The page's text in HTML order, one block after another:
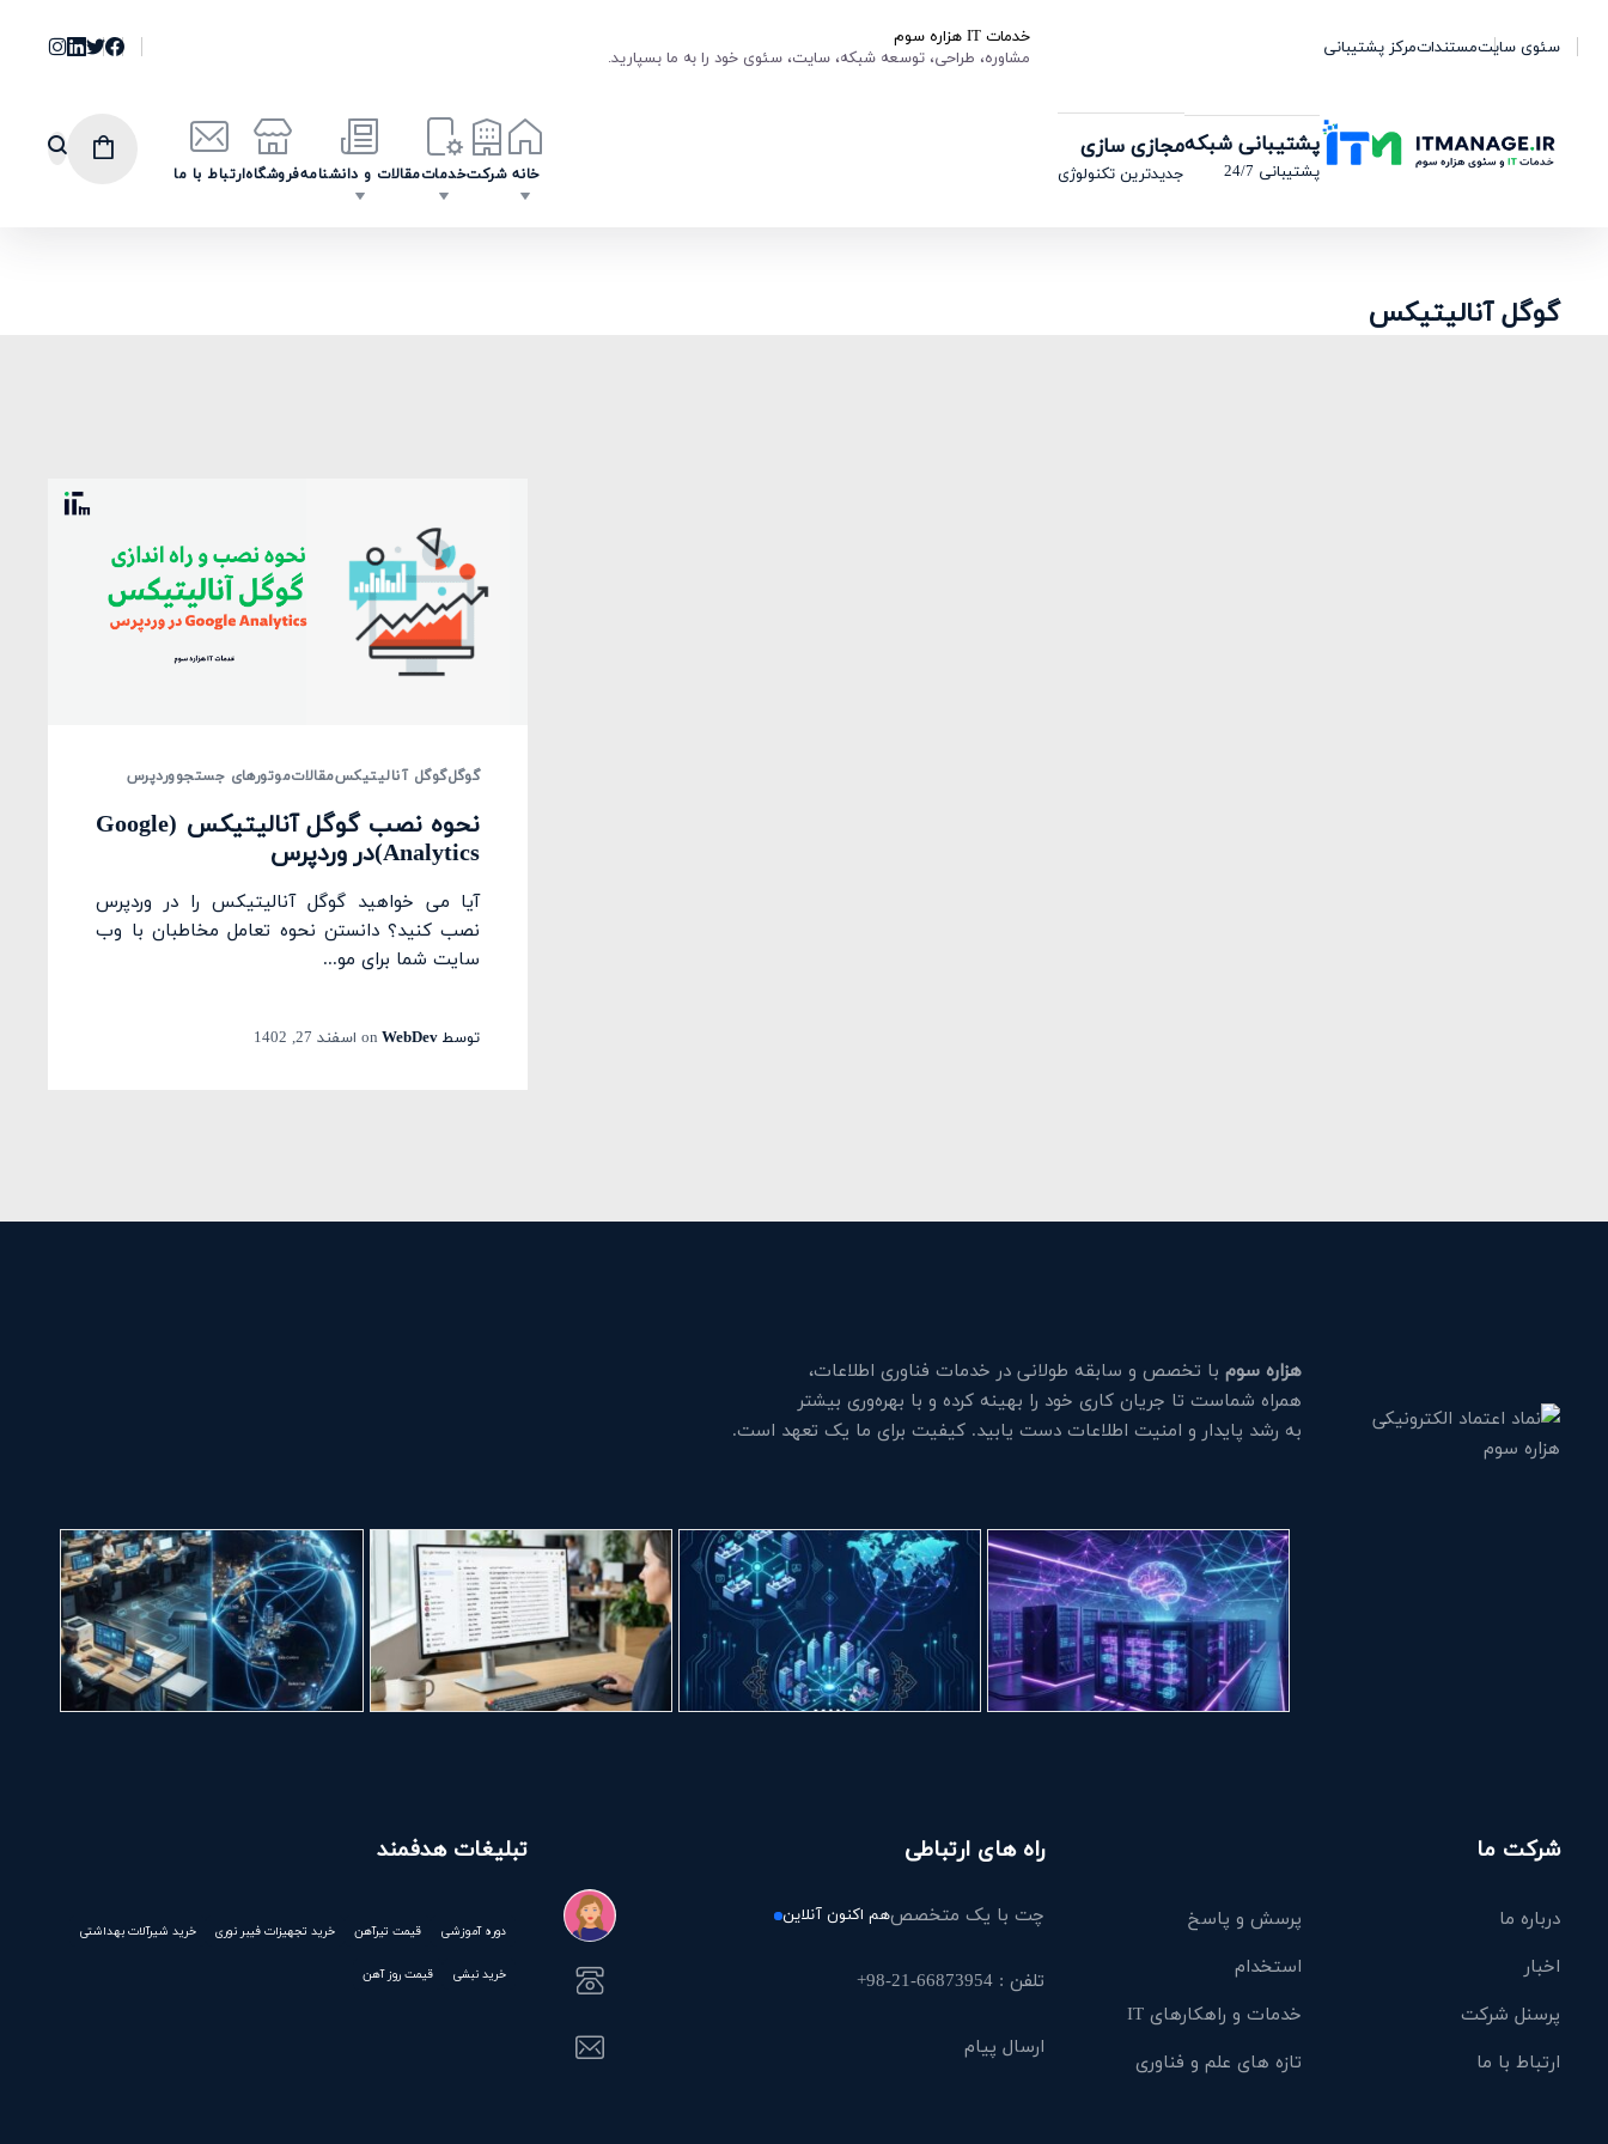
خدمات IT هزاره سوم
مشاوره، طراحی، توسعه شبکه، سایت، سئوی خود را به ما بسپارید.
سئوی سایتمستنداتمرکز پشتیبانی
خانه شرکتخدماتمقالات و دانشنامهفروشگاهارتباط با ما
پشتیبانی شبکه
پشتیبانی 24/7
مجازی سازی
جدیدترین تکنولوژی
گوگل آنالیتیکس
گوگلگوگل آنالیتیکسمقالاتموتورهای جستجووردپرس
نحوه نصب گوگل آنالیتیکس (Google
Analytics)در وردپرس
آیا می خواهید گوگل آنالیتیکس را در وردپرس
نصب کنید؟ دانستن نحوه تعامل مخاطبان با وب
سایت شما برای مو...
توسطWebDev
on اسفند 27, 1402
هزاره سومبا تخصص و سابقه طولانی در خدمات فناوری اطلاعات،
همراه شماست تا جریان کاری خود را بهینه کرده و با بهره‌وری بیشتر
به رشد پایدار و امنیت اطلاعات دست یابید. کیفیت برای ما یک تعهد است.
شرکت ما
درباره ما
پرسش و پاسخ
اخبار
استخدام
پرسنل شرکت
خدمات و راهکارهای IT
ارتباط با ما
تازه های علم و فناوری
راه های ارتباطی
چت با یک متخصصهم اکنون آنلاین
تلفن : 66873954-21-98+
ارسال پیام
تبلیغات هدفمند
دوره آموزشی قیمت تیرآهن خرید تجهیزات فیبر نوری خرید شیرآلات بهداشتی
خرید نبشی قیمت روز آهن